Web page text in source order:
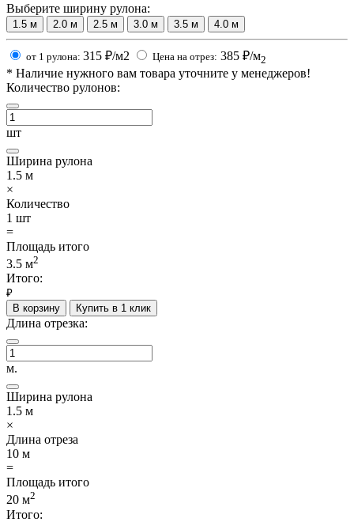
Выберите ширину рулона:
1.5 м 2.0 м 2.5 м 3.0 м 3.5 м 4.0 м
от 1 рулона: 315 ₽/м2 Цена на отрез: 385 ₽/м2
* Наличие нужного вам товара уточните у менеджеров!
Количество рулонов:
шт
Ширина рулона
1.5 м
×
Количество
1 шт
=
Площадь итого
3.5 м2
Итого:
₽
В корзину
Купить в 1 клик
Длина отрезка:
м.
Ширина рулона
1.5 м
×
Длина отреза
10 м
=
Площадь итого
20 м2
Итого: